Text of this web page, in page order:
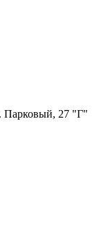
Парковый, 27 "Г"